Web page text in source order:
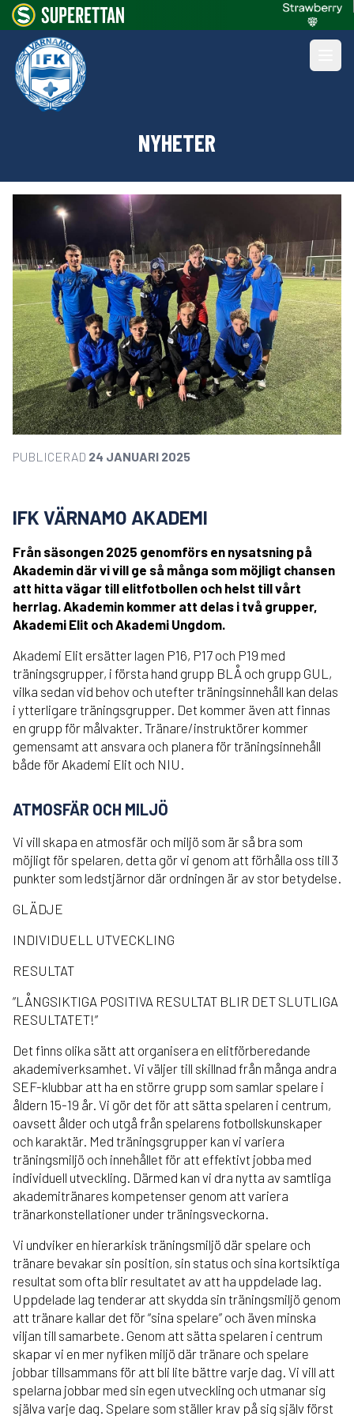
NYHETER
PUBLICERAD 24 JANUARI 2025
IFK VÄRNAMO AKADEMI
Från säsongen 2025 genomförs en nysatsning på
Akademin där vi vill ge så många som möjligt chansen
att hitta vägar till elitfotbollen och helst till vårt
herrlag. Akademin kommer att delas i två grupper,
Akademi Elit och Akademi Ungdom.
Akademi Elit ersätter lagen P16, P17 och P19 med
träningsgrupper, i första hand grupp BLÅ och grupp GUL,
vilka sedan vid behov och utefter träningsinnehåll kan delas
i ytterligare träningsgrupper. Det kommer även att finnas
en grupp för målvakter. Tränare/instruktörer kommer
gemensamt att ansvara och planera för träningsinnehåll
både för Akademi Elit och NIU.
ATMOSFÄR OCH MILJÖ
Vi vill skapa en atmosfär och miljö som är så bra som
möjligt för spelaren, detta gör vi genom att förhålla oss till 3
punkter som ledstjärnor där ordningen är av stor betydelse.
GLÄDJE
INDIVIDUELL UTVECKLING
RESULTAT
”LÅNGSIKTIGA POSITIVA RESULTAT BLIR DET SLUTLIGA
RESULTATET!”
Det finns olika sätt att organisera en elitförberedande
akademiverksamhet. Vi väljer till skillnad från många andra
SEF-klubbar att ha en större grupp som samlar spelare i
åldern 15-19 år. Vi gör det för att sätta spelaren i centrum,
oavsett ålder och utgå från spelarens fotbollskunskaper
och karaktär. Med träningsgrupper kan vi variera
träningsmiljö och innehållet för att effektivt jobba med
individuell utveckling. Därmed kan vi dra nytta av samtliga
akademitränares kompetenser genom att variera
tränarkonstellationer under träningsveckorna.
Vi undviker en hierarkisk träningsmiljö där spelare och
tränare bevakar sin position, sin status och sina kortsiktiga
resultat som ofta blir resultatet av att ha uppdelade lag.
Uppdelade lag tenderar att skydda sin träningsmiljö genom
att tränare kallar det för “sina spelare” och även minska
viljan till samarbete. Genom att sätta spelaren i centrum
skapar vi en mer nyfiken miljö där tränare och spelare
jobbar tillsammans för att bli lite bättre varje dag. Vi vill att
spelarna jobbar med sin egen utveckling och utmanar sig
själva varje dag. Spelare som ställer krav på sig själv först